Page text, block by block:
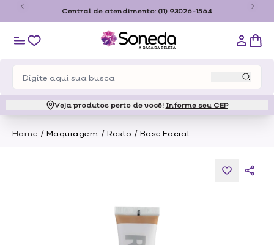
Central de atendimento: (11) 93026-1564
Veja produtos perto de você! Informe seu CEP
Home / Maquiagem / Rosto / Base Facial